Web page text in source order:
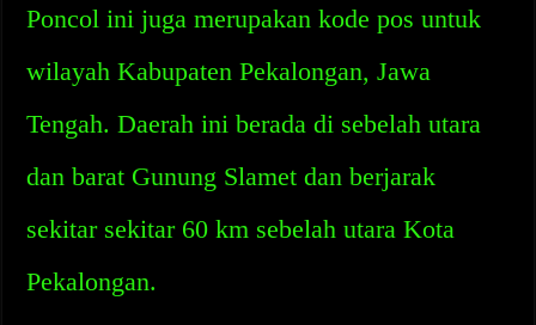
Poncol ini juga merupakan kode pos untuk
wilayah Kabupaten Pekalongan, Jawa
Tengah. Daerah ini berada di sebelah utara
dan barat Gunung Slamet dan berjarak
sekitar sekitar 60 km sebelah utara Kota
Pekalongan.